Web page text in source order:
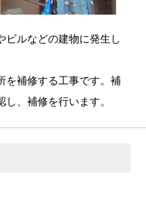
ビルなどの建物に発生し
を補修する工事です。補
、補修を行います。